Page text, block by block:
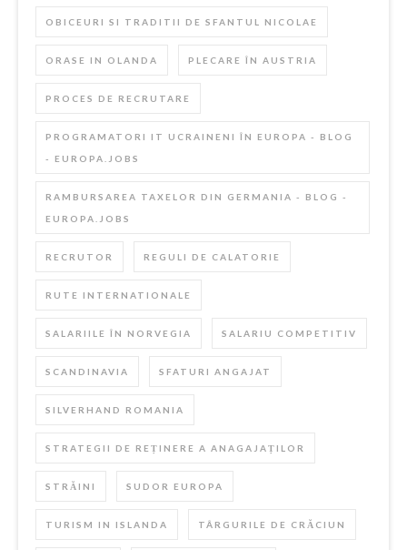
OBICEURI SI TRADITII DE SFANTUL NICOLAE
ORASE IN OLANDA PLECARE ÎN AUSTRIA
PROCES DE RECRUTARE
PROGRAMATORI IT UCRAINENI ÎN EUROPA - BLOG
- EUROPA.JOBS
RAMBURSAREA TAXELOR DIN GERMANIA - BLOG -
EUROPA.JOBS
RECRUTOR REGULI DE CALATORIE
RUTE INTERNATIONALE
SALARIILE ÎN NORVEGIA SALARIU COMPETITIV
SCANDINAVIA SFATURI ANGAJAT
SILVERHAND ROMANIA
STRATEGII DE REȚINERE A ANAGAJAȚILOR
STRĂINI SUDOR EUROPA
TURISM IN ISLANDA TÂRGURILE DE CRĂCIUN